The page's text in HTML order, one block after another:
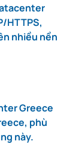
HTTPS,
nhiều nền
Greece
phù
này.